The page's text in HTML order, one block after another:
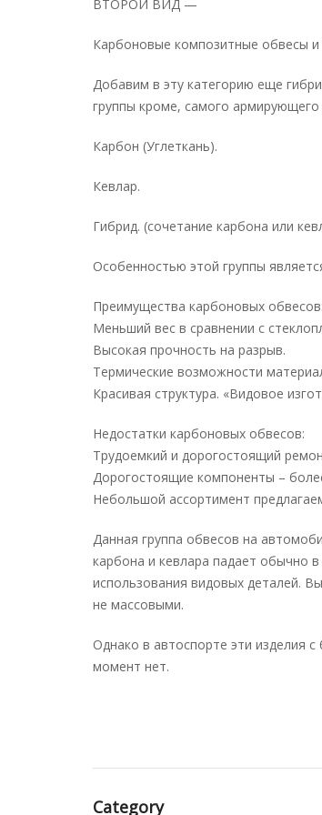
ВТОРОЙ ВИД —
Карбоновые композитные обвесы и
Добавим в эту категорию еще
группы кроме, самого
Карбон (Углеткань).
Кевлар.
Гибрид. (сочетание карбона или
Особенностью этой группы
Преимущества карбоновых обвесов:
Меньший вес в сравнении с
Высокая прочность на разрыв.
Термические возможности
Красивая структура. «Видовое
Недостатки карбоновых обвесов:
Трудоемкий и дорогостоящий
Дорогостоящие компоненты –
Небольшой ассортимент
Данная группа обвесов на
карбона и кевлара падает обычно
использования видовых деталей.
не массовыми.
Однако в автоспорте эти изделия
момент нет.
Category